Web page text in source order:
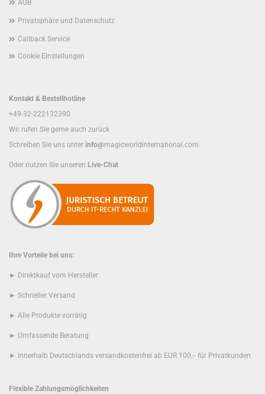
AGB
Privatsphäre und Datenschutz
Callback Service
Cookie Einstellungen
Kontakt & Bestellhotline
+49-32-222132390
Wir rufen Sie gerne auch zurück
Schreiben Sie uns unter info@magicworldinternational.com
Oder nutzen Sie unseren Live-Chat
Ihre Vorteile bei uns:
► Direktkauf vom Hersteller
► Schneller Versand
► Alle Produkte vorrätig
► Umfassende Beratung
► Innerhalb Deutschlands versandkostenfrei ab EUR 100,-- für Privatkunden
Flexible Zahlungsmöglichkeiten